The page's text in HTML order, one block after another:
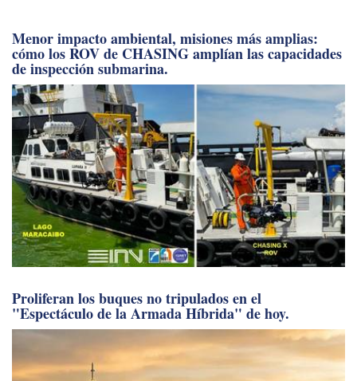
Menor impacto ambiental, misiones más amplias:
cómo los ROV de CHASING amplían las capacidades
de inspección submarina.
Proliferan los buques no tripulados en el
"Espectáculo de la Armada Híbrida" de hoy.